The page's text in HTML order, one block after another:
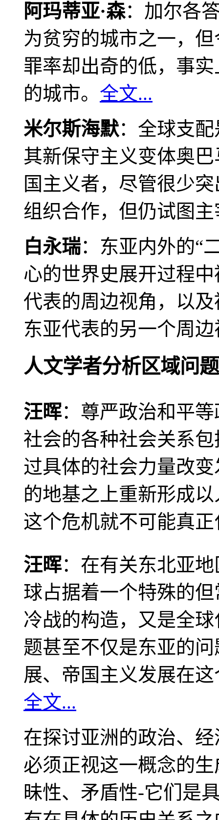
阿玛蒂亚·森：加尔各
为贫穷的城市之一，
罪率却出奇的低，事
的城市。 全文...
米尔斯海默：全球支
其新保守主义变体奥
国主义者，尽管很少
组织合作，但仍试图
白永瑞：东亚内外的“
心的世界史展开过程
代表的周边视角，以
东亚代表的另一个周
人文学者分析区域问题
汪晖：尊严政治和平
社会的各种社会关系
过具体的社会力量改
的地基之上重新形成
这个危机就不可能真
汪晖：在有关东北亚
球占据着一个特殊的
冷战的构造，又是全
题甚至不仅是东亚的
展、帝国主义发展在
全文...
在探讨亚洲的政治、
必须正视这一概念的
昧性、矛盾性-它们是